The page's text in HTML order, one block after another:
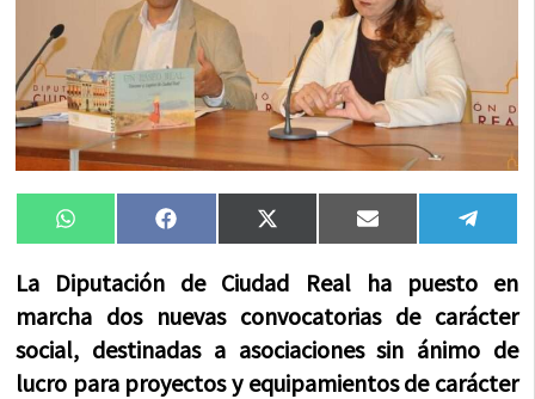
Compartir
en
WhatsAppCompartir
en
FacebookCompartir
en
X
(Twitter)
Compartir
en
Email
en
La Diputación de Ciudad Real ha puesto en
marcha dos nuevas convocatorias de carácter
social, destinadas a asociaciones sin ánimo de
lucro para proyectos y equipamientos de carácter